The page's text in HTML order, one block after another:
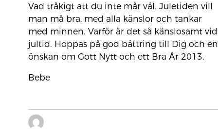
Vad tråkigt att du inte mår väl. Juletiden vill
man må bra, med alla känslor och tankar
med minnen. Varför är det så känslosamt vid
jultid. Hoppas på god bättring till Dig och en
önskan om Gott Nytt och ett Bra År 2013.
Bebe